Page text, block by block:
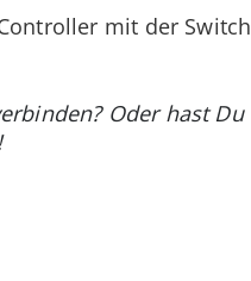
mit der Switch
Oder hast Du